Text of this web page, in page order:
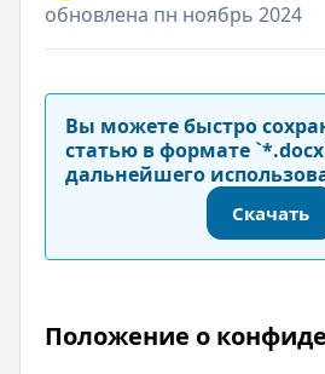
обновлена пн ноябрь 2024
Вы можете быстро
статью в формате
дальнейшего
Скачать
Положение о